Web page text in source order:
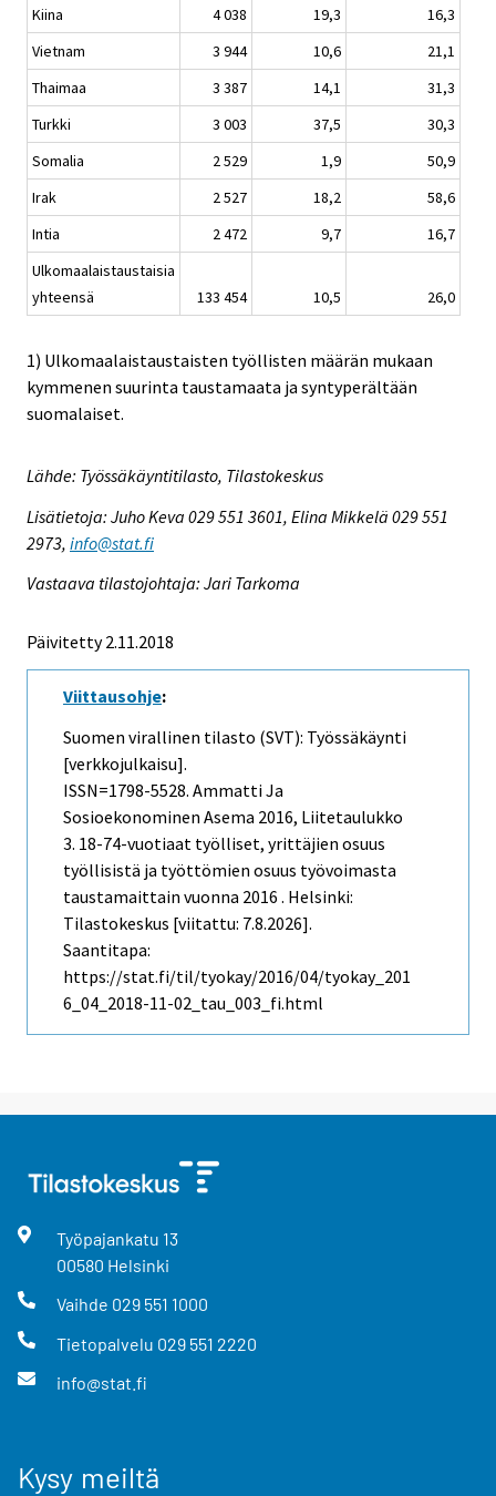
Kiina
4 038 19,3
16,3
Vietnam
3 944 10,6
21,1
Thaimaa
3 387 14,1
31,3
Turkki
3 003 37,5
30,3
Somalia
2 529 1,9
50,9
Irak
2 527 18,2
58,6
Intia
2 472 9,7
16,7
Ulkomaalaistaustaisia
yhteensä
133 454 10,5 26,0
1) Ulkomaalaistaustaisten työllisten määrän mukaan
kymmenen suurinta taustamaata ja syntyperältään
suomalaiset.
Lähde: Työssäkäyntitilasto, Tilastokeskus
Lisätietoja: Juho Keva 029 551 3601, Elina Mikkelä 029 551
2973, info@stat.fi
Vastaava tilastojohtaja: Jari Tarkoma
Päivitetty 2.11.2018
Viittausohje:
Suomen virallinen tilasto (SVT): Työssäkäynti
[verkkojulkaisu].
ISSN=1798-5528. Ammatti Ja
Sosioekonominen Asema 2016, Liitetaulukko
3. 18-74-vuotiaat työlliset, yrittäjien osuus
työllisistä ja työttömien osuus työvoimasta
taustamaittain vuonna 2016 . Helsinki:
Tilastokeskus [viitattu: 7.8.2026].
Saantitapa:
https://stat.fi/til/tyokay/2016/04/tyokay_201
6_04_2018-11-02_tau_003_fi.html
Työpajankatu 13
00580 Helsinki
Vaihde 029 551 1000
Tietopalvelu 029 551 2220
info@stat.fi
Kysy meiltä